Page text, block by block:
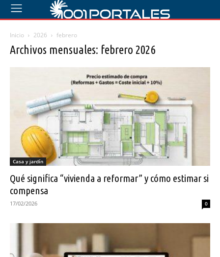
Inicio 2026 febrero
Archivos mensuales: febrero 2026
Casa y jardín
Qué significa “vivienda a reformar” y cómo estimar si
compensa
17/02/2026 0